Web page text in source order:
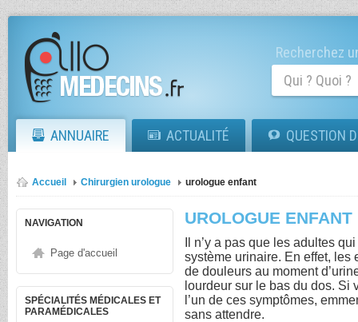
Recherchez
ANNUAIRE ACTUALITÉ QUESTION
Accueil Chirurgien urologue urologue enfant
NAVIGATION
Page d'accueil
SPÉCIALITÉS MÉDICALES ET
PARAMÉDICALES
UROLOGUE ENFANT
Il n’y a pas que les adultes
système urinaire. En effet, les
de douleurs au moment
lourdeur sur le bas du dos. Si
l’un de ces symptômes,
sans attendre.